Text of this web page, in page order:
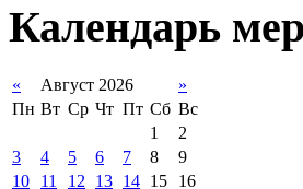
Календарь
« Август 2026
»
Пн Вт Ср Чт Пт Сб Вс
1
2
3
4 5 6 7 8
9
10
11 12 13 14 15 16